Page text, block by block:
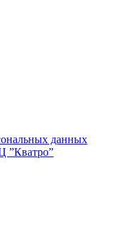
данных